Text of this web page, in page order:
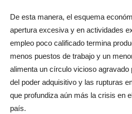
De esta manera, el esquema
apertura excesiva y en actividades
empleo poco calificado termina
menos puestos de trabajo y un
alimenta un círculo vicioso agravado
del poder adquisitivo y las rupturas
que profundiza aún más la crisis en
país.